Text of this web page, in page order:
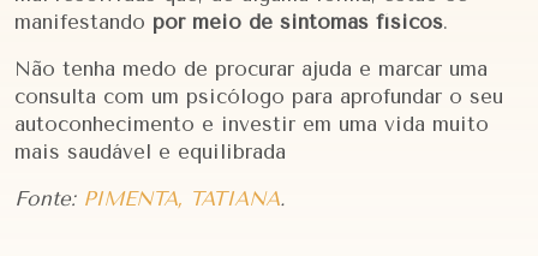
manifestando por meio de sintomas físicos.
Não tenha medo de procurar ajuda e marcar uma
consulta com um psicólogo para aprofundar o seu
autoconhecimento e investir em uma vida muito
mais saudável e equilibrada
Fonte: PIMENTA, TATIANA.